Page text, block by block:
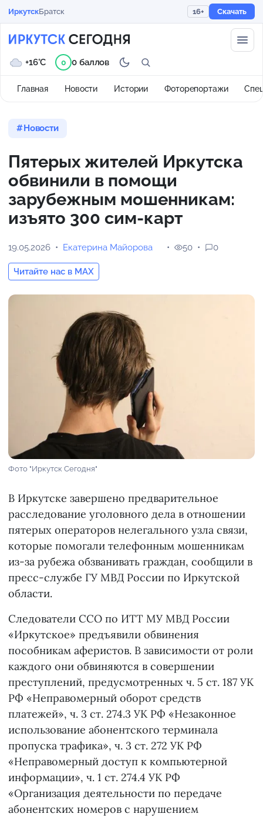
ИркутскБратск 16+ Скачать
Главная Новости Истории Фоторепортажи
+16°C 0 0 баллов
Новости
Пятерых жителей Иркутска
обвинили в помощи
зарубежным мошенникам:
изъято 300 сим-карт
19.05.2026 Екатерина Майорова
Читайте нас в MAX
50 0
Фото "Иркутск Сегодня"
В Иркутске завершено предварительное
расследование уголовного дела в отношении
пятерых операторов нелегального узла связи,
которые помогали телефонным мошенникам
из-за рубежа обзванивать граждан, сообщили в
пресс-службе ГУ МВД России по Иркутской
области.
Следователи ССО по ИТТ МУ МВД России
«Иркутское» предъявили обвинения
пособникам аферистов. В зависимости от роли
каждого они обвиняются в совершении
преступлений, предусмотренных ч. 5 ст. 187 УК
РФ «Неправомерный оборот средств
платежей», ч. 3 ст. 274.3 УК РФ «Незаконное
использование абонентского терминала
пропуска трафика», ч. 3 ст. 272 УК РФ
«Неправомерный доступ к компьютерной
информации», ч. 1 ст. 274.4 УК РФ
«Организация деятельности по передаче
абонентских номеров с нарушением